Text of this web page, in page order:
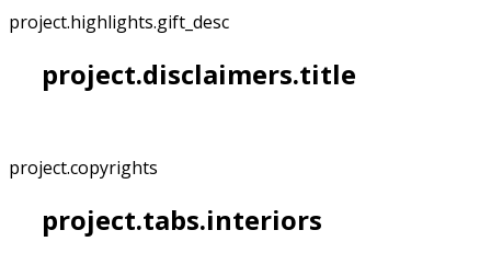
project.highlights.gift_desc
project.disclaimers.title
project.copyrights
project.tabs.interiors